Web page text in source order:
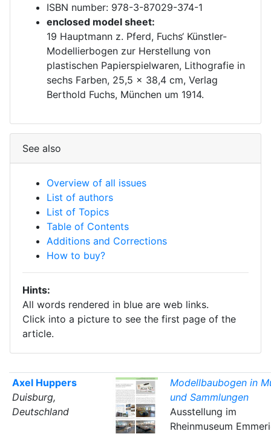
ISBN number: 978-3-87029-374-1
enclosed model sheet:
19 Hauptmann z. Pferd, Fuchs‘ Künstler-
Modellierbogen zur Herstellung von
plastischen Papierspielwaren, Lithografie in
sechs Farben, 25,5 × 38,4 cm, Verlag
Berthold Fuchs, München um 1914.
See also
Overview of all issues
List of authors
List of Topics
Table of Contents
Additions and Corrections
How to buy?
Hints:
All words rendered in blue are web links.
Click into a picture to see the first page of the
article.
Axel Huppers
Duisburg,
Deutschland
Modellbaubogen in
und Sammlungen
Ausstellung im
Rheinmuseum